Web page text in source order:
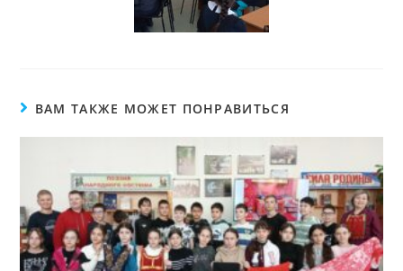
ВАМ ТАКЖЕ МОЖЕТ ПОНРАВИТЬСЯ